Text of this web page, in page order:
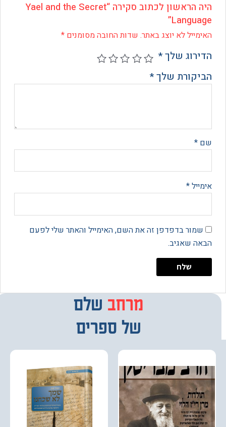
היה הראשון לכתוב סקירה “Yael and the Secret
לא יוצג באתר.שדות החובה מסומנים*
שלך*
שלך*
בדפדפן זה את השם, האימייל והאתר שלי לפעם
שאגיב.
מרחב
מבחרשלם
של ספרים